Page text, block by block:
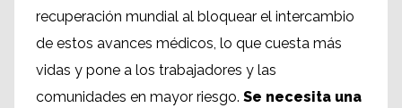
recuperación mundial al bloquear el intercambio
de estos avances médicos, lo que cuesta más
vidas y pone a los trabajadores y las
comunidades en mayor riesgo. Se necesita una